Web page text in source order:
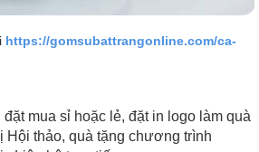
https://gomsubattrangonline.com/ca-
mua sỉ hoặc lẻ, đặt in logo làm quà
Hội thảo, quà tặng chương trình